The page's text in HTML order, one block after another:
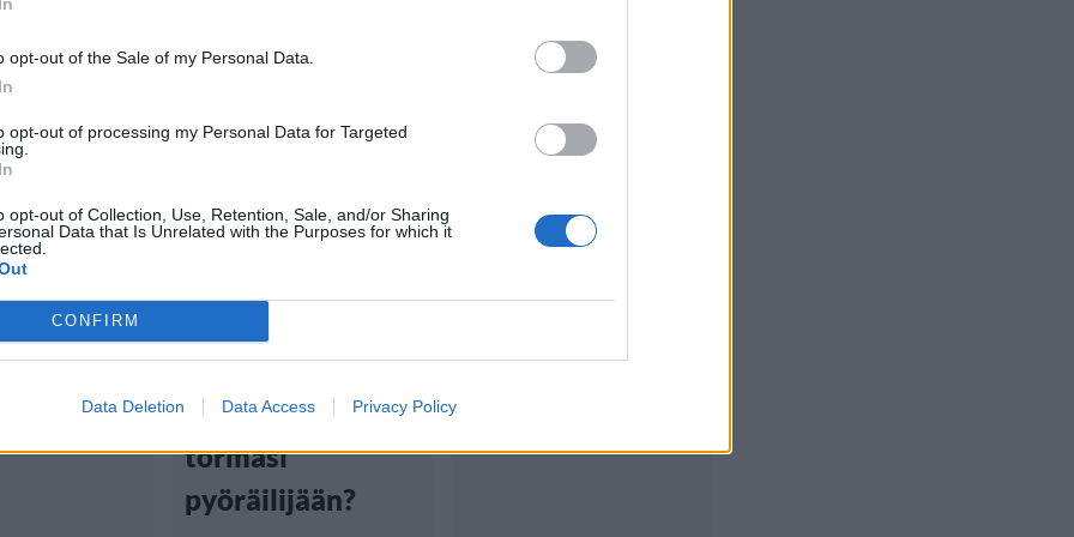
opt-out of the Sale of my Personal Data.
opt-out of processing my Personal Data for Targeted
opt-out of Collection, Use, Retention, Sale, and/or Sharing
Data that Is Unrelated with the Purposes for which it
CONFIRM
Data Deletion Data Access Privacy Policy
oli
Uutiset
onnettomuus
Kuopiossa – mikä
törmäsi
pyöräilijään?
Uutiset
murtoja Kuopion
yössä – pääsi